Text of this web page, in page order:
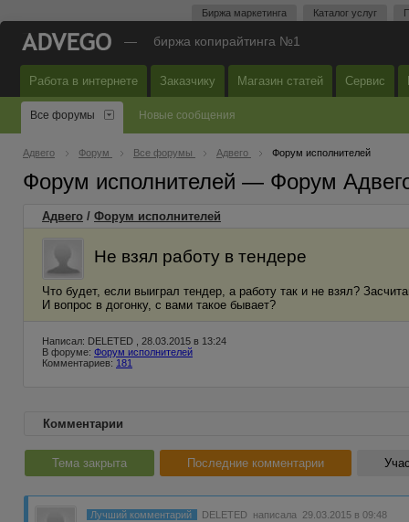
Биржа маркетинга Каталог услуг
— биржа копирайтинга №1
Работа в интернете Заказчику Магазин статей Сервис
Все форумы Новые сообщения
Адвего Форум Все форумы Адвего Форум исполнителей
Форум исполнителей — Форум
Адвего / Форум исполнителей
Не взял работу в тендере
Что будет, если выиграл тендер, а работу так и не взял?
И вопрос в догонку, с вами такое бывает?
Написал: DELETED , 28.03.2015 в 13:24
В форуме: Форум исполнителей
Комментариев: 181
Комментарии
Тема закрыта Последние комментарии
Лучший комментарий DELETED написала 29.03.2015 в 09:48